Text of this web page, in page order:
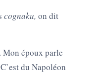
cognaku, on dit
. Mon époux parle
du Napoléon